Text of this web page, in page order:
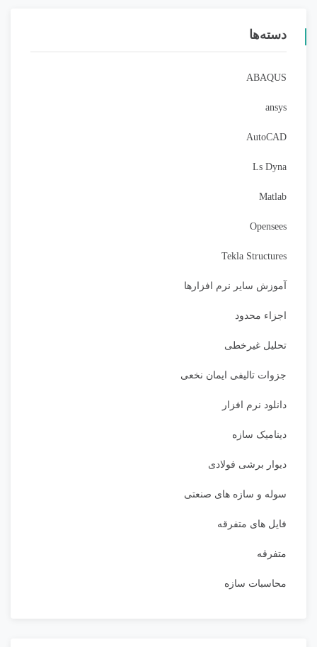
دسته‌ها
ABAQUS
ansys
AutoCAD
Ls Dyna
Matlab
Opensees
Tekla Structures
آموزش سایر نرم افزارها
اجزاء محدود
تحلیل غیرخطی
جزوات تالیفی ایمان نخعی
دانلود نرم افزار
دینامیک سازه
دیوار برشی فولادی
سوله و سازه های صنعتی
فایل های متفرقه
متفرقه
محاسبات سازه